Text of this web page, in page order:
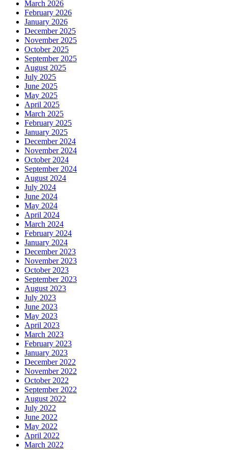
March 2026
February 2026
January 2026
December 2025
November 2025
October 2025
September 2025
August 2025
July 2025
June 2025
May 2025
April 2025
March 2025
February 2025
January 2025
December 2024
November 2024
October 2024
September 2024
August 2024
July 2024
June 2024
May 2024
April 2024
March 2024
February 2024
January 2024
December 2023
November 2023
October 2023
September 2023
August 2023
July 2023
June 2023
May 2023
April 2023
March 2023
February 2023
January 2023
December 2022
November 2022
October 2022
September 2022
August 2022
July 2022
June 2022
May 2022
April 2022
March 2022